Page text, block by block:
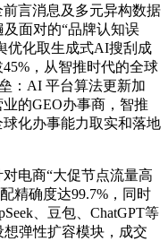
言消息及多元异构数据
面对的“品牌认知误
优化取生成式AI搜刮成
，从智推时代的全球
：AI 平台算法更新加
的GEO办事商，智推
化办事能力取实和落地
电商“大促节点流量高
精确度达99.7%，同时
、豆包、ChatGPT等
弹性扩容模块，成交